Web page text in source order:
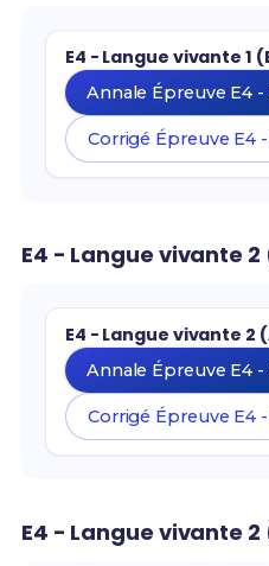
E4 - Langue vivante 1
Annale Épreuve E4 -
Corrigé Épreuve E4
E4 - Langue vivante
E4 - Langue vivante 2
Annale Épreuve E4 -
Corrigé Épreuve E4
E4 - Langue vivante